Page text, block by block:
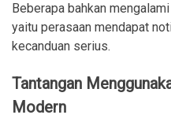
Beberapa bahkan
yaitu perasaan mendapat
kecanduan serius.
Tantangan
Modern